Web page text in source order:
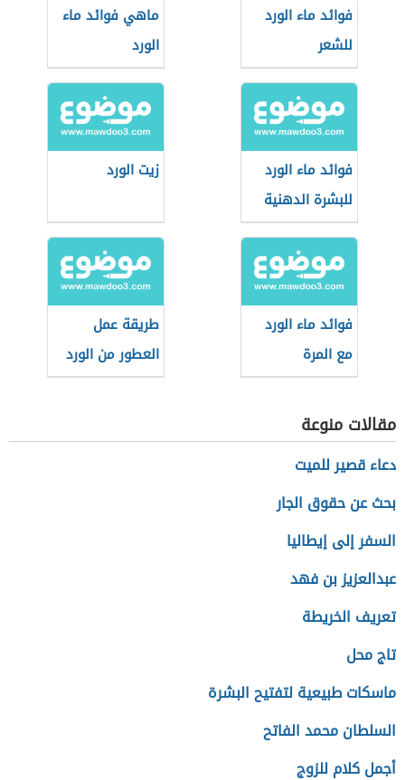
فوائد ماء الورد
للشعر
ماهي فوائد ماء
الورد
فوائد ماء الورد
للبشرة الدهنية
زيت الورد
فوائد ماء الورد
مع المرة
طريقة عمل
العطور من الورد
مقالات منوعة
دعاء قصير للميت
بحث عن حقوق الجار
السفر إلى إيطاليا
عبدالعزيز بن فهد
تعريف الخريطة
تاج محل
ماسكات طبيعية لتفتيح البشرة
السلطان محمد الفاتح
أجمل كلام للزوج